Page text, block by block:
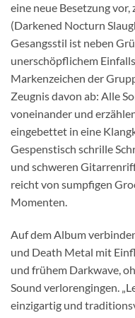
eine neue Besetzung
(Darkened Nocturn
Gesangsstil ist neben
unerschöpflichem
Markenzeichen der
Zeugnis davon ab: Alle
voneinander und
eingebettet in eine
Gespenstisch schrille
und schweren
reicht von sumpfigen
Momenten.
Auf dem Album
und Death Metal mit
und frühem Darkwave,
Sound verlorengingen.
einzigartig und